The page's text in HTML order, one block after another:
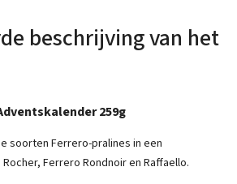
beschrijving van het
259g
soorten Ferrero-pralines in een
Ferrero Rondnoir en Raffaello.